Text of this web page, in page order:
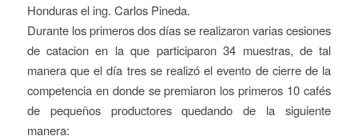
Honduras el ing. Carlos Pineda.
Durante los primeros dos días se realizaron varias cesiones
de catacion en la que participaron 34 muestras, de tal
manera que el día tres se realizó el evento de cierre de la
competencia en donde se premiaron los primeros 10 cafés
de pequeños productores quedando de la siguiente
manera: